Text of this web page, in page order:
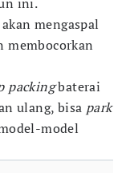
mengaspal
membocorkan
packingbaterai
ulang, bisa park
model